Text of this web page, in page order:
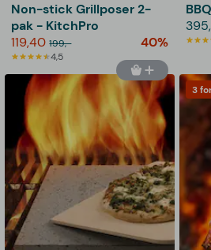
Non-stick Grillposer 2-
pak - KitchPro
119,40 199,- 40%
4,5
3